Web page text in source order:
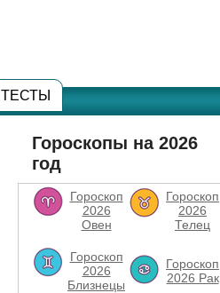
ТЕСТЫ
Гороскопы на 2026
год
Гороскоп
2026
Овен
Гороскоп
2026
Телец
Гороскоп
2026
Близнецы
Гороскоп
2026 Рак